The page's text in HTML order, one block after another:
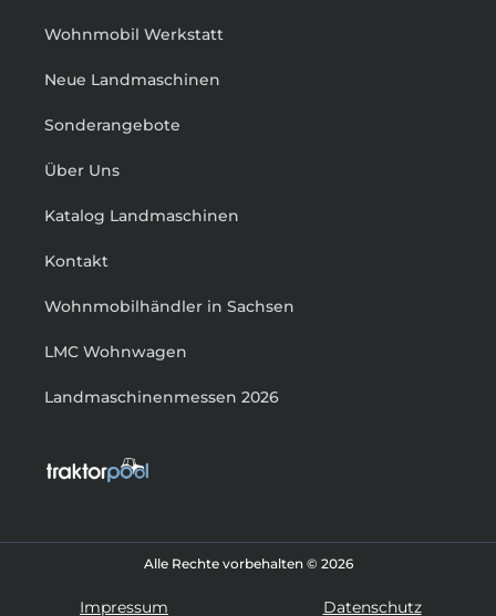
Wohnmobil Werkstatt
Neue Landmaschinen
Sonderangebote
Über Uns
Katalog Landmaschinen
Kontakt
Wohnmobilhändler in Sachsen
LMC Wohnwagen
Landmaschinenmessen 2026
Alle Rechte vorbehalten © 2026
Impressum Datenschutz